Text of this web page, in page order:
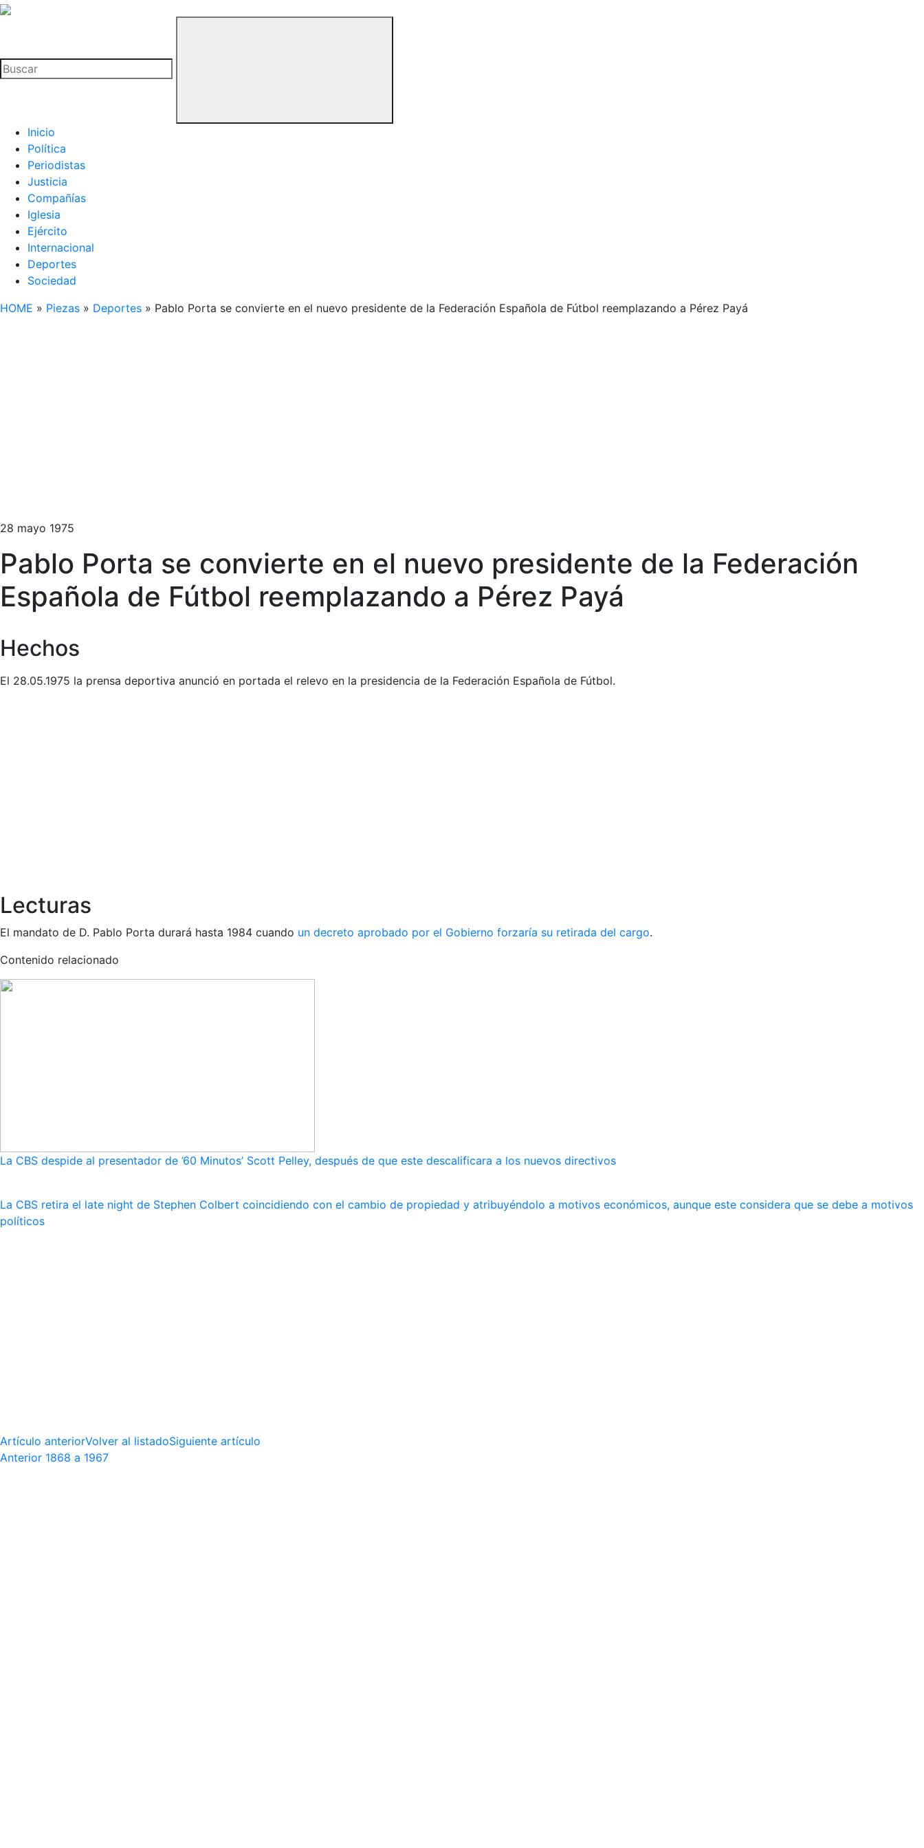
La
Buitre
Inicio
Política
Periodistas
Justicia
Compañías
Iglesia
Ejército
Internacional
Deportes
Sociedad
HOME » Piezas » Deportes » Pablo Porta se convierte en el nuevo presidente de la Federación Española de Fútbol reemplazando a Pérez Payá
28 mayo 1975
Pablo Porta se convierte en el nuevo presidente de la Federación
Española de Fútbol reemplazando a Pérez Payá
Hechos
El 28.05.1975 la prensa deportiva anunció en portada el relevo en la presidencia de la Federación Española de Fútbol.
Lecturas
El mandato de D. Pablo Porta durará hasta 1984 cuando un decreto aprobado por el Gobierno forzaría su retirada del cargo.
Contenido relacionado
La CBS despide al presentador de ’60 Minutos’ Scott Pelley, después de que este descalificara a los nuevos directivos
La CBS retira el late night de Stephen Colbert coincidiendo con el cambio de propiedad y atribuyéndolo a motivos económicos, aunque este considera que se debe a motivos
políticos
Artículo anteriorVolver al listadoSiguiente artículo
Anterior 1868 a 1967